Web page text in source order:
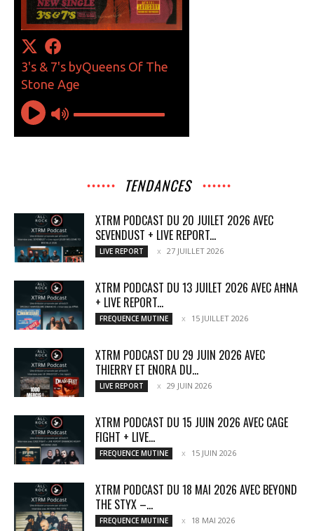
TENDANCES
XTRM PODCAST DU 20 JUILET 2026 AVEC
SEVENDUST + LIVE REPORT...
LIVE REPORT 27 JUILLET 2026
XTRM PODCAST DU 13 JUILET 2026 AVEC AĦNA
+ LIVE REPORT...
FREQUENCE MUTINE 15 JUILLET 2026
XTRM PODCAST DU 29 JUIN 2026 AVEC
THIERRY ET ENORA DU...
LIVE REPORT 29 JUIN 2026
XTRM PODCAST DU 15 JUIN 2026 AVEC CAGE
FIGHT + LIVE...
FREQUENCE MUTINE 15 JUIN 2026
XTRM PODCAST DU 18 MAI 2026 AVEC BEYOND
THE STYX –...
FREQUENCE MUTINE 18 MAI 2026